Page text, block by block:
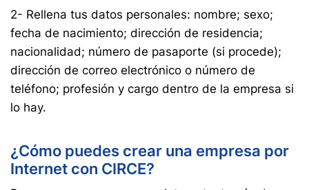
2- Rellena tus datos personales: nombre; sexo;
fecha de nacimiento; dirección de residencia;
nacionalidad; número de pasaporte (si procede);
dirección de correo electrónico o número de
teléfono; profesión y cargo dentro de la empresa si
lo hay.
¿Cómo puedes crear una empresa por
Internet con CIRCE?